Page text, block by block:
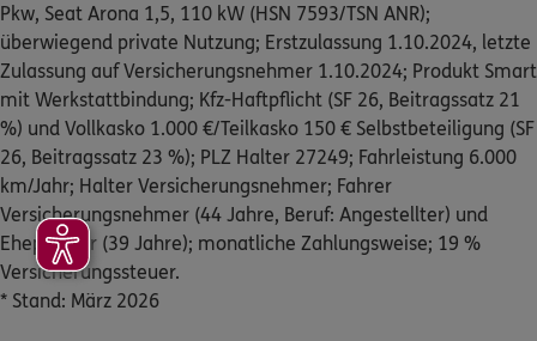
Pkw, Seat Arona 1,5, 110 kW (HSN 7593/TSN ANR);
überwiegend private Nutzung; Erstzulassung 1.10.2024, letzte
Zulassung auf Versicherungsnehmer 1.10.2024; Produkt Smart
mit Werkstattbindung; Kfz-Haftpflicht (SF 26, Beitragssatz 21
%) und Vollkasko 1.000 €/Teilkasko 150 € Selbstbeteiligung (SF
26, Beitragssatz 23 %); PLZ Halter 27249; Fahrleistung 6.000
km/Jahr; Halter Versicherungsnehmer; Fahrer
Versicherungsnehmer (44 Jahre, Beruf: Angestellter) und
Ehepartner (39 Jahre); monatliche Zahlungsweise; 19 %
Versicherungssteuer.
* Stand: März 2026